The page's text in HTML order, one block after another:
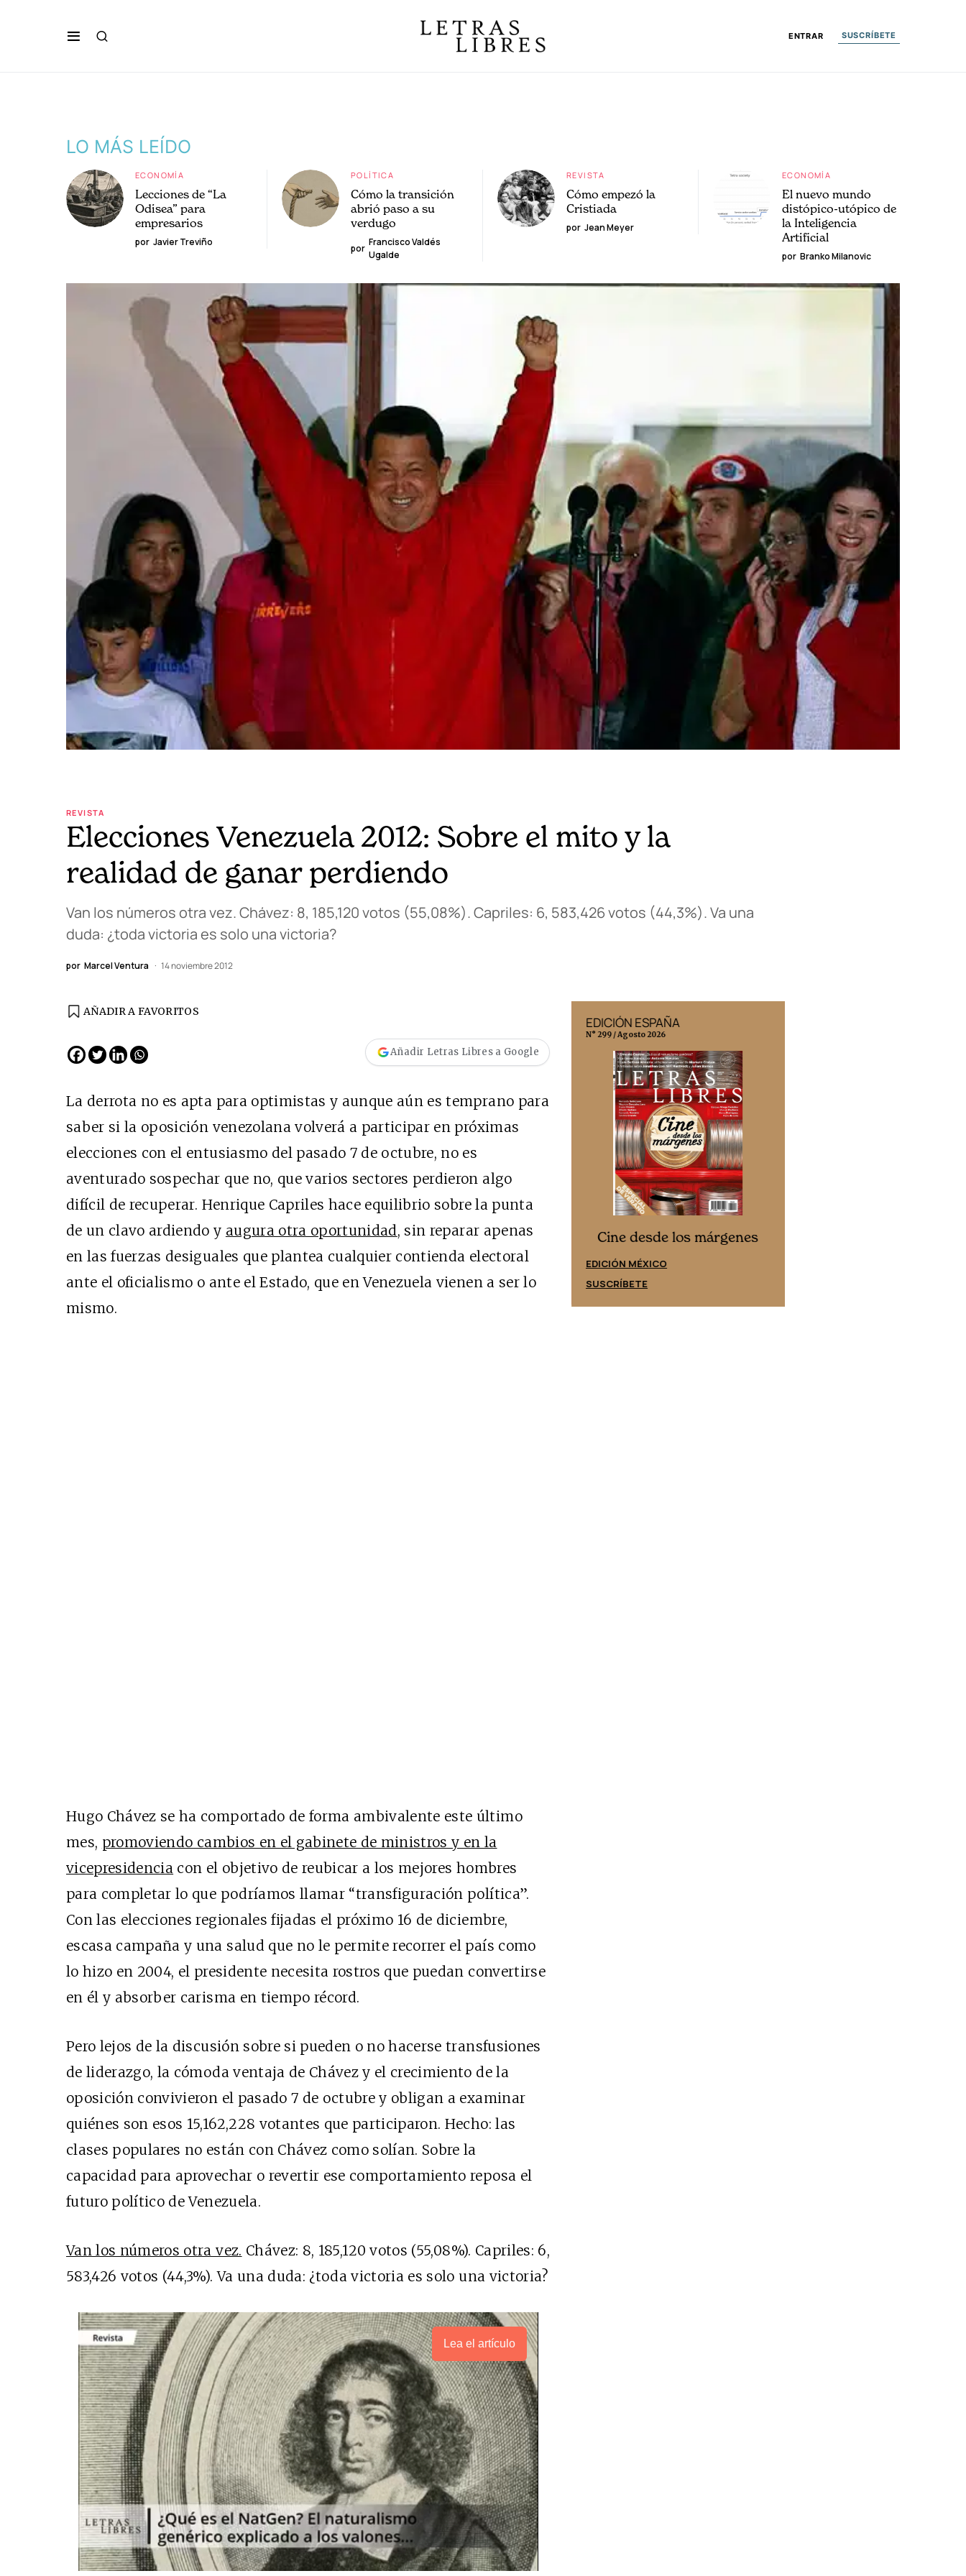
ENTRAR SUSCRÍBETE
LO MÁS LEÍDO
ECONOMÍA
Lecciones de “La
Odisea” para
empresarios
por Javier Treviño
POLÍTICA
Cómo la transición
abrió paso a su
verdugo
por
Francisco Valdés
Ugalde
REVISTA
Cómo empezó la
Cristiada
por Jean Meyer
ECONOMÍA
El nuevo mundo
distópico-utópico de
la Inteligencia
Artificial
por Branko Milanovic
REVISTA
Elecciones Venezuela 2012: Sobre el mito y la
realidad de ganar perdiendo
Van los números otra vez. Chávez: 8, 185,120 votos (55,08%). Capriles: 6, 583,426 votos (44,3%). Va una
duda: ¿toda victoria es solo una victoria?
por Marcel Ventura 14 noviembre 2012
AÑADIR A FAVORITOS
Añadir Letras Libres a Google
La derrota no es apta para optimistas y aunque aún es temprano para
saber si la oposición venezolana volverá a participar en próximas
elecciones con el entusiasmo del pasado 7 de octubre, no es
aventurado sospechar que no, que varios sectores perdieron algo
difícil de recuperar. Henrique Capriles hace equilibrio sobre la punta
de un clavo ardiendo y augura otra oportunidad, sin reparar apenas
en las fuerzas desiguales que plantea cualquier contienda electoral
ante el oficialismo o ante el Estado, que en Venezuela vienen a ser lo
mismo.
Hugo Chávez se ha comportado de forma ambivalente este último
mes, promoviendo cambios en el gabinete de ministros y en la
vicepresidencia con el objetivo de reubicar a los mejores hombres
para completar lo que podríamos llamar “transfiguración política”.
Con las elecciones regionales fijadas el próximo 16 de diciembre,
escasa campaña y una salud que no le permite recorrer el país como
lo hizo en 2004, el presidente necesita rostros que puedan convertirse
en él y absorber carisma en tiempo récord.
Pero lejos de la discusión sobre si pueden o no hacerse transfusiones
de liderazgo, la cómoda ventaja de Chávez y el crecimiento de la
oposición convivieron el pasado 7 de octubre y obligan a examinar
quiénes son esos 15,162,228 votantes que participaron. Hecho: las
clases populares no están con Chávez como solían. Sobre la
capacidad para aprovechar o revertir ese comportamiento reposa el
futuro político de Venezuela.
Van los números otra vez. Chávez: 8, 185,120 votos (55,08%). Capriles: 6,
583,426 votos (44,3%). Va una duda: ¿toda victoria es solo una victoria?
Lea el artículo
Cine desde los márgenes
EDICIÓN MÉXICO
SUSCRÍBETE
Cine desde los márgenes
EDICIÓN ESPAÑA
SUSCRÍBETE
EDICIÓN ESPAÑA
N° 299 / Agosto 2026
Cine desde los márgenes
EDICIÓN MÉXICO
SUSCRÍBETE